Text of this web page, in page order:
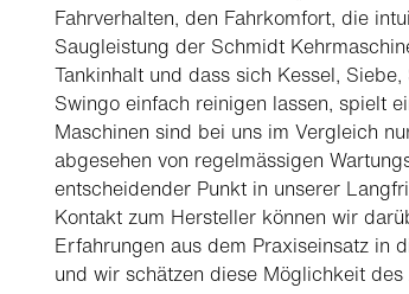
Fahrverhalten, den Fahrkomfort, die
Saugleistung der Schmidt
Tankinhalt und dass sich Kessel,
Swingo einfach reinigen lassen, spielt
Maschinen sind bei uns im Vergleich
abgesehen von regelmässigen
entscheidender Punkt in unserer
Kontakt zum Hersteller können wir
Erfahrungen aus dem Praxiseinsatz in
und wir schätzen diese Möglichkeit des